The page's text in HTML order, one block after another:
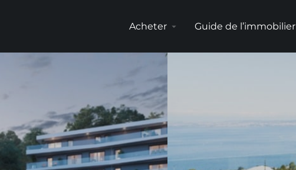
Acheter arrow_drop_down Guide de l’immobilier